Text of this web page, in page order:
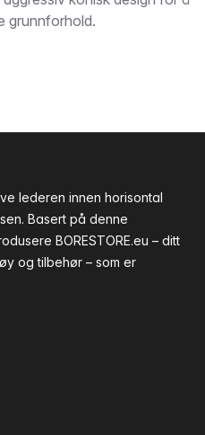
grunnforhold.
lederen innen horisontal
Basert på denne
BORESTORE.eu – ditt
og tilbehør – som er